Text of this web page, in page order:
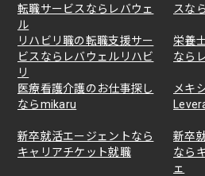
転職サービスならレバウェ
ル
スな
リハビリ職の転職支援サー
ビスならレバウェルリハビ
リ
栄養
なら
医療看護介護のお仕事探し
ならmikaru
メキ
新卒就活エージェントなら
キャリアチケット就職
新卒
なら
ェ